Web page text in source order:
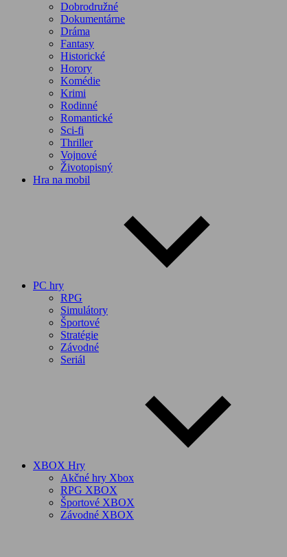
Dobrodružné
Dokumentárne
Dráma
Fantasy
Historické
Horory
Komédie
Krimi
Rodinné
Romantické
Sci-fi
Thriller
Vojnové
Životopisný
Hra na mobil
PC hry
RPG
Simulátory
Športové
Stratégie
Závodné
Seriál
XBOX Hry
Akčné hry Xbox
RPG XBOX
Športové XBOX
Závodné XBOX